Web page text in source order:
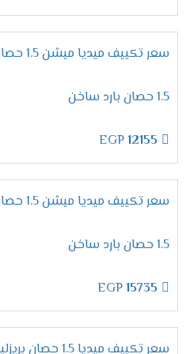
خلى وقت أكثر متعه مع
وأسفل الغرفة ليكون
أستمتع بكل وقتك مع
ومتعة لأننا بنوفر لكم
أثناء النوم التى تعمل
المناسب للعميل وعند
مميزات تكييف
الاستمتاع بسرعة
سعر تكييف ميديا ميشن 1.5 حصان بارد ساخن
1.5 حصان بارد ساخن
12155
سعر تكييف ميديا ميشن 1.5 حصان بارد ساخن انفرتر
1.5 حصان بارد ساخن
15735
سعر تكييف ميديا 1.5 حصان بريزليس بارد ساخن انفرتر